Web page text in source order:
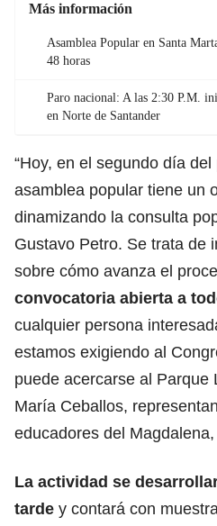
Más información
Asamblea Popular en Santa
48 horas
Paro nacional: A las 2:30 P.M.
en Norte de Santander
“Hoy, en el segundo día
asamblea popular tiene un
dinamizando la consulta
Gustavo Petro. Se trata de
sobre cómo avanza el
convocatoria abierta a
cualquier persona
estamos exigiendo al
puede acercarse al Parque
María Ceballos,
educadores del
La actividad se
tarde y contará con